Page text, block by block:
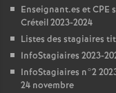
Enseignant.es etCPE
Créteil 2023-2024
Listes des stagiaires
InfoStagiaires 2023-
InfoStagiaires n°2
24 novembre